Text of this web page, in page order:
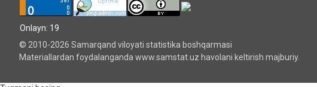
Onlayn: 19
© 2010-2026 Samarqand viloyati statistika boshqarmasi
Materiallardan foydalanganda www.samstat.uz havolani keltirish majburiy.